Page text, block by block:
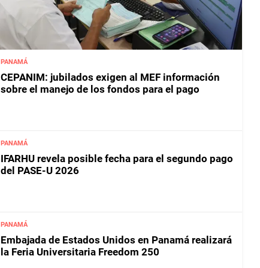
PANAMÁ
CEPANIM: jubilados exigen al MEF información
sobre el manejo de los fondos para el pago
PANAMÁ
IFARHU revela posible fecha para el segundo pago
del PASE-U 2026
PANAMÁ
Embajada de Estados Unidos en Panamá realizará
la Feria Universitaria Freedom 250